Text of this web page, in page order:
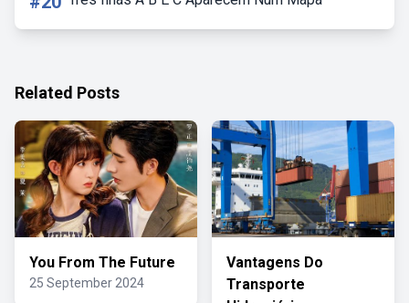
Related Posts
You From The Future
25 September 2024
Vantagens Do
Transporte